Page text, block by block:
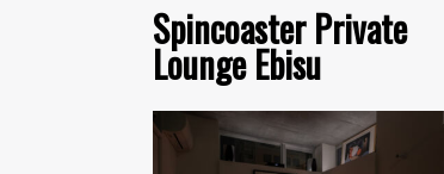
Spincoaster Private
Lounge Ebisu